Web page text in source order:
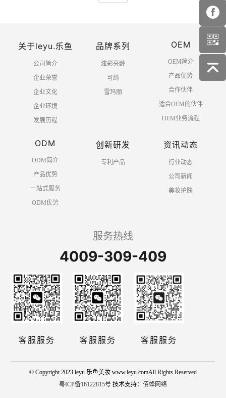
关于leyu.乐鱼
公司简介
企业荣誉
企业文化
企业环境
发展历程
品牌系列
炫彩芬龄
可绮
雪玛丽
OEM
OEM简介
产品优势
合作伙伴
适合OEM的伙伴
OEM业务流程
ODM
ODM简介
产品优势
一站式服务
ODM优势
创新研发
专利产品
资讯动态
行业动态
公司新闻
美妆护肤
服务热线
4009-309-409
客服服务 客服服务 客服服务
© Copyright 2023 leyu.乐鱼美妆 www.leyu.comAll Rights Reserved
粤ICP备16122815号 技术支持： 佰蜂网络